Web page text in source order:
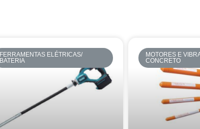
FERRAMENTAS ELÉTRICAS/
BATERIA
MOTORES E
CONCRETO